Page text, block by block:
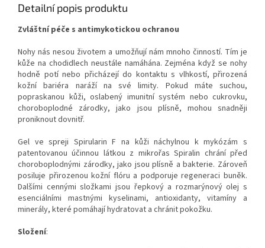
Detailní popis produktu
Zvláštní péče s antimykotickou ochranou
Nohy nás nesou životem a umožňují nám mnoho činností. Tím je
kůže na chodidlech neustále namáhána. Zejména když se nohy
hodně potí nebo přicházejí do kontaktu s vlhkostí, přirozená
kožní bariéra naráží na své limity. Pokud máte suchou,
popraskanou kůži, oslabený imunitní systém nebo cukrovku,
choroboplodné zárodky, jako jsou plísně, mohou snadněji
proniknout dovnitř.
Gel ve spreji Spirularin F na kůži náchylnou k mykózám s
patentovanou účinnou látkou z mikrořas Spiralin chrání před
choroboplodnými zárodky, jako jsou plísně a bakterie. Zároveň
posiluje přirozenou kožní flóru a podporuje regeneraci buněk.
Dalšími cennými složkami jsou řepkový a rozmarýnový olej s
esenciálními mastnými kyselinami, antioxidanty, vitamíny a
minerály, které pomáhají hydratovat a chránit pokožku.
Složení: